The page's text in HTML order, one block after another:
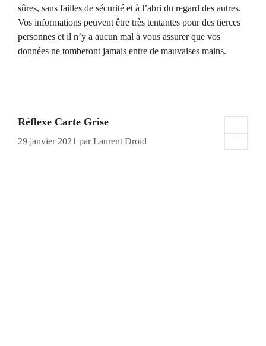
sûres, sans failles de sécurité et à l’abri du regard des autres.
Vos informations peuvent être très tentantes pour des tierces
personnes et il n’y a aucun mal à vous assurer que vos
données ne tomberont jamais entre de mauvaises mains.
Réflexe Carte Grise
29 janvier 2021 parLaurent Droid